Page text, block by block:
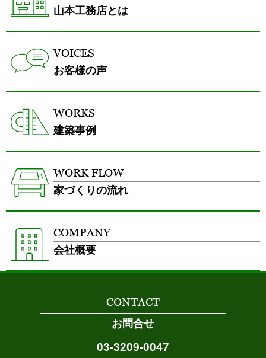
山本工務店とは
VOICES
お客様の声
WORKS
建築事例
WORK FLOW
家づくりの流れ
COMPANY
会社概要
CONTACT
お問合せ
03-3209-0047